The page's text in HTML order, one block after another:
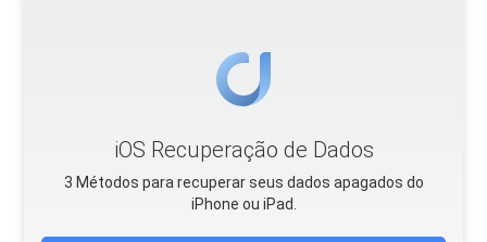
iOS Recuperação de Dados
3 Métodos para recuperar seus dados apagados do
iPhone ou iPad.